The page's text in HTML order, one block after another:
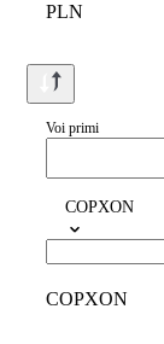
PLN
Voi primi
COPXON
COPXON